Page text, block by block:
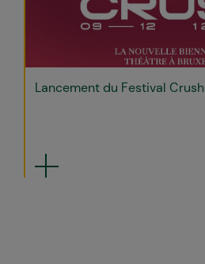
Lancement du Festival Crush